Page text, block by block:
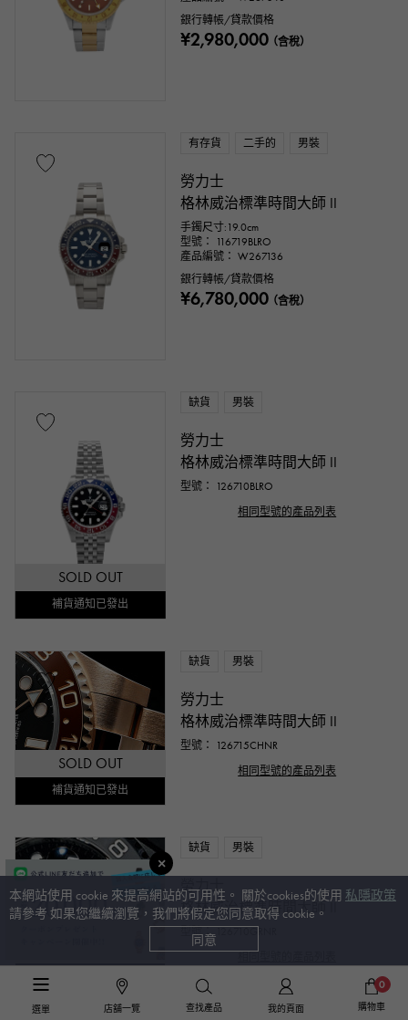
選單 店舖一覽 查找產品 我的頁面
0
購物車
銀行轉帳/貸款價格
¥2,980,000（含稅）
有存貨 二手的 男裝
勞力士
格林威治標準時間大師 II
手鐲尺寸:19.0cm
型號： 116719BLRO
產品編號： W267136
銀行轉帳/貸款價格
¥6,780,000（含稅）
SOLD OUT
補貨通知已發出
缺貨 男裝
勞力士
格林威治標準時間大師 II
型號： 126710BLRO
相同型號的產品列表
SOLD OUT
補貨通知已發出
缺貨 男裝
勞力士
格林威治標準時間大師 II
型號： 126715CHNR
相同型號的產品列表
補貨通知已發出
缺貨 男裝
勞力士
格林威治標準時間大師 II
型號： 126710GRNR
本網站使用 cookie 來提高網站的可用性。 關於cookies的使用 私隱政策
請參考 如果您繼續瀏覽，我們將假定您同意取得 cookie。
同意